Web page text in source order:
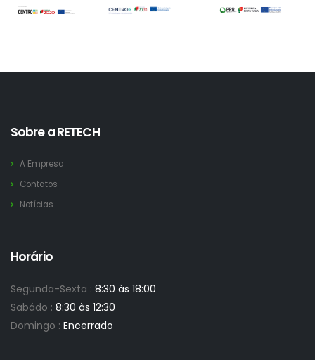
Sobre a RETECH
A Empresa
Contatos
Notícias
Horário
Segunda-Sexta : 8:30 às 18:00
Sabádo : 8:30 às 12:30
Domingo : Encerrado